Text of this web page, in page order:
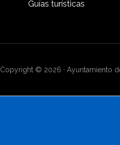
Guías turísticas
Copyright © 2026 · Ayuntamiento